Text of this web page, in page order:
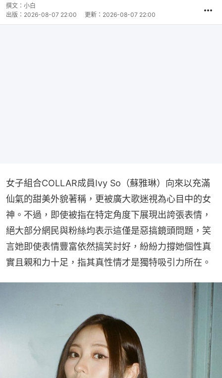
撰文： 小白
出版： 2026-08-07 22:00 更新： 2026-08-07 22:00
女子組合COLLAR成員Ivy So（蘇雅琳）向來以充滿
仙氣的甜美外貌著稱，更被廣大歌迷視為心目中的女
神。不過，即使被指在特定角度下展現出誇張表情，
絕大部分網民與粉絲均表示這僅是惡搞鏡頭問題，笑
言她即使表情豐富依然搞笑討好，紛紛力撐她個性真
實且親和力十足，指其真性情才是獨特吸引力所在。